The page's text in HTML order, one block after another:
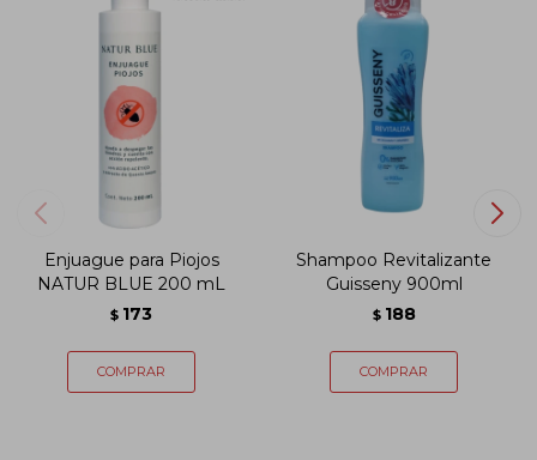
Enjuague para Piojos
NATUR BLUE 200 mL
$ 173
Shampoo Revitalizante
Guisseny 900ml
$ 188